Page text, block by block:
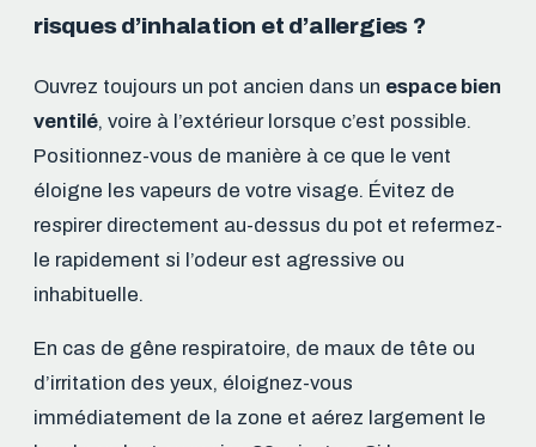
risques d’inhalation et d’allergies ?
Ouvrez toujours un pot ancien dans un espace bien
ventilé, voire à l’extérieur lorsque c’est possible.
Positionnez-vous de manière à ce que le vent
éloigne les vapeurs de votre visage. Évitez de
respirer directement au-dessus du pot et refermez-
le rapidement si l’odeur est agressive ou
inhabituelle.
En cas de gêne respiratoire, de maux de tête ou
d’irritation des yeux, éloignez-vous
immédiatement de la zone et aérez largement le